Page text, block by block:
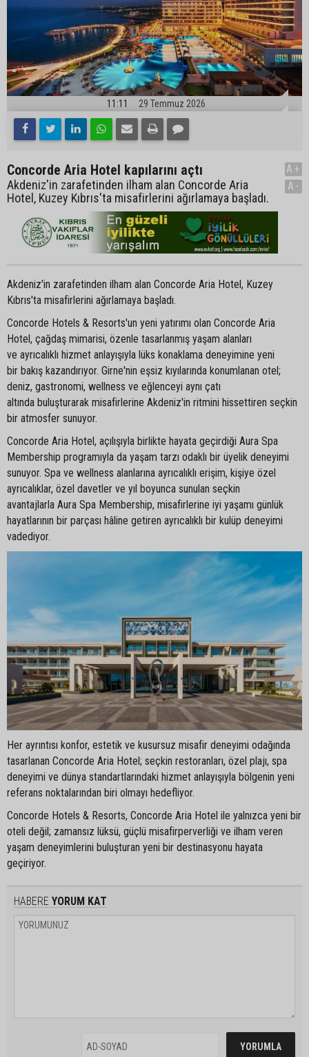
11:11 29 Temmuz 2026
Concorde Aria Hotel kapılarını açtı
Akdeniz'in zarafetinden ilham alan Concorde Aria
Hotel, Kuzey Kıbrıs'ta misafirlerini ağırlamaya başladı.
A+
A-
Akdeniz'in zarafetinden ilham alan Concorde Aria Hotel, Kuzey
Kıbrıs'ta misafirlerini ağırlamaya başladı.
Concorde Hotels & Resorts'un yeni yatırımı olan Concorde Aria
Hotel, çağdaş mimarisi, özenle tasarlanmış yaşam alanları
ve ayrıcalıklı hizmet anlayışıyla lüks konaklama deneyimine yeni
bir bakış kazandırıyor. Girne'nin eşsiz kıyılarında konumlanan otel;
deniz, gastronomi, wellness ve eğlenceyi aynı çatı
altında buluşturarak misafirlerine Akdeniz'in ritmini hissettiren seçkin
bir atmosfer sunuyor.
Concorde Aria Hotel, açılışıyla birlikte hayata geçirdiği Aura Spa
Membership programıyla da yaşam tarzı odaklı bir üyelik deneyimi
sunuyor. Spa ve wellness alanlarına ayrıcalıklı erişim, kişiye özel
ayrıcalıklar, özel davetler ve yıl boyunca sunulan seçkin
avantajlarla Aura Spa Membership, misafirlerine iyi yaşamı günlük
hayatlarının bir parçası hâline getiren ayrıcalıklı bir kulüp deneyimi
vadediyor.
Her ayrıntısı konfor, estetik ve kusursuz misafir deneyimi odağında
tasarlanan Concorde Aria Hotel; seçkin restoranları, özel plajı, spa
deneyimi ve dünya standartlarındaki hizmet anlayışıyla bölgenin yeni
referans noktalarından biri olmayı hedefliyor.
Concorde Hotels & Resorts, Concorde Aria Hotel ile yalnızca yeni bir
oteli değil; zamansız lüksü, güçlü misafirperverliği ve ilham veren
yaşam deneyimlerini buluşturan yeni bir destinasyonu hayata
geçiriyor.
HABERE YORUM KAT